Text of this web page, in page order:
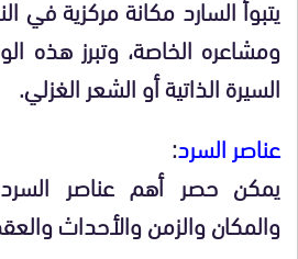
يتبوأ السارد مكانة مركزية في
ومشاعره الخاصة، وتبرز هذه
السيرة الذاتية أو الشعر الغزلي.
عناصر السرد:
يمكن حصر أهم عناصر
والمكان والزمن والأحداث